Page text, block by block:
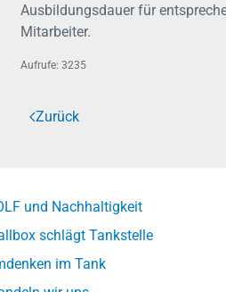
Ausbildungsdauer für
Mitarbeiter.
Aufrufe: 3235
Zurück
und Nachhaltigkeit
schlägt Tankstelle
im Tank